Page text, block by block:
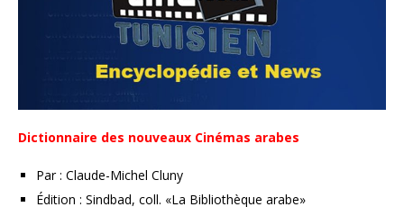
Dictionnaire des nouveaux Cinémas arabes
Par : Claude-Michel Cluny
Édition : Sindbad, coll. «La Bibliothèque arabe»